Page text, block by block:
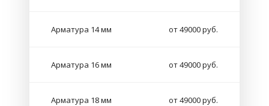
Арматура 14 мм от 49000 руб.
Арматура 16 мм от 49000 руб.
Арматура 18 мм от 49000 руб.